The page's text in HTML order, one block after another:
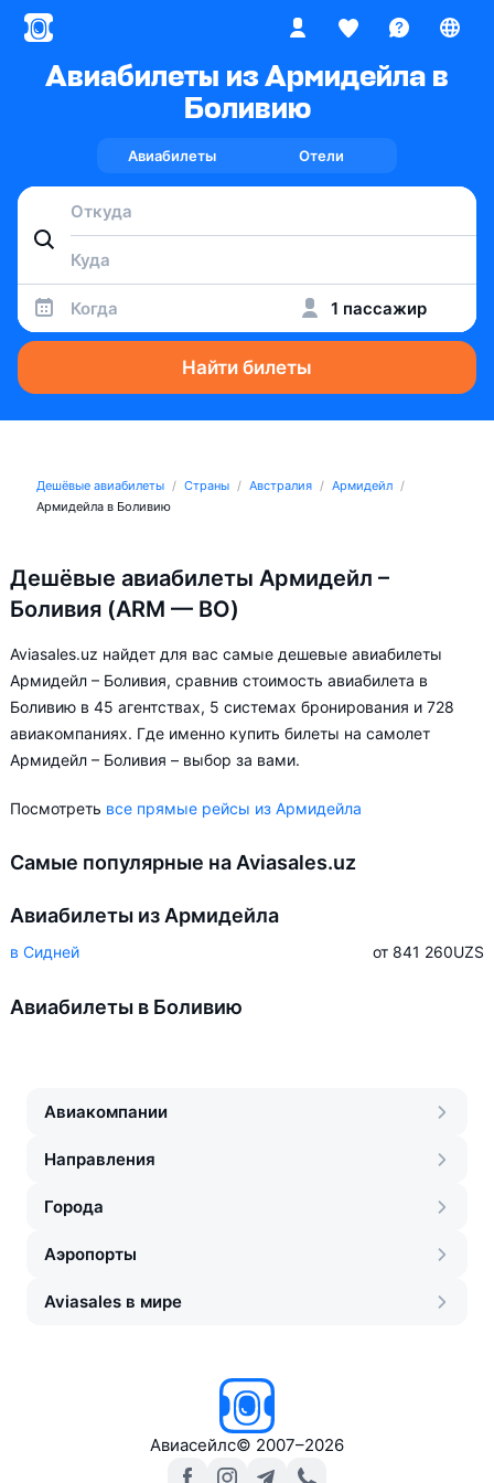
Авиабилеты из Армидейла в
Боливию
Авиабилеты Отели
Когда 1 пассажир
Найти билеты
Дешёвые авиабилеты Страны Австралия
Армидейл
Армидейла в Боливию
Дешёвые авиабилеты Армидейл –
Боливия (ARM — BO)
Aviasales.uz найдет для вас самые дешевые авиабилеты
Армидейл – Боливия, сравнив стоимость авиабилета в
Боливию в 45 агентствах, 5 системах бронирования и 728
авиакомпаниях. Где именно купить билеты на самолет
Армидейл – Боливия – выбор за вами.
Посмотреть все прямые рейсы из Армидейла
Самые популярные на Aviasales.uz
Авиабилеты из Армидейла
в Сидней от 841 260UZS
Авиабилеты в Боливию
Авиакомпании
Направления
Города
Аэропорты
Aviasales в мире
Авиасейлс© 2007–2026